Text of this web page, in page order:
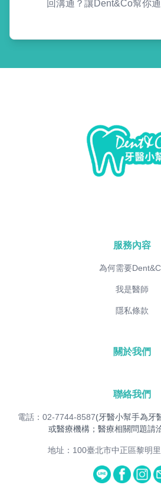
回溝通？讓Dent&Co幫你通
服務內容
為何需要
我是醫師
隱私條款
關於我們
聯絡我們
電話：02-7744-8587(牙醫小幫手為牙
或醫療機構；醫療相關問題請
地址：100臺北市中正區黎明